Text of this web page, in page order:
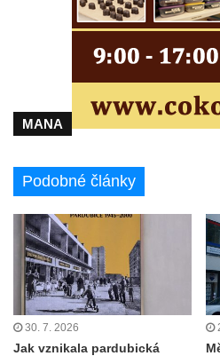
Bukovou
Pavilon Reinerovy fresky v
Dřevěný altán v Teplické ulici v
Duchcově
Fara u kostela Zvěstování Panny
náměstí Republiky v Duchcově
Fara před kostelem svatých
Jeníkově
Areál Mikov v Mikulášovicích –
Röslera synové, továrna
Dům správce hřbitova v
MANA
Podobné články
30. 7. 2026
Jak vznikala pardubická